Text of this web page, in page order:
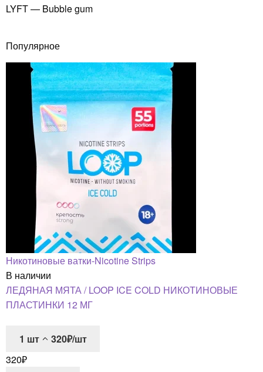
LYFT — Bubble gum
Популярное
Никотиновые ватки-Nicotine Strips
В наличии
ЛЕДЯНАЯ МЯТА / LOOP ICE COLD НИКОТИНОВЫЕ
ПЛАСТИНКИ 12 МГ
1 шт
320₽/шт
320₽